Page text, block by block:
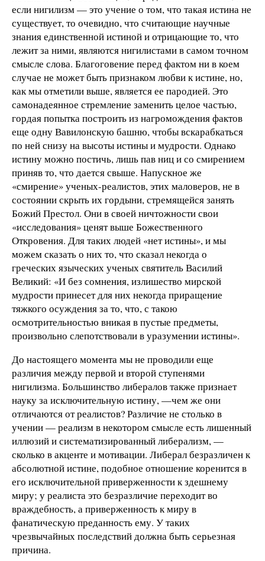
если нигилизм — это учение о том, что такая истина не
существует, то очевидно, что считающие научные
знания единственной истиной и отрицающие то, что
лежит за ними, являются нигилистами в самом точном
смысле слова. Благоговение перед фактом ни в коем
случае не может быть признаком любви к истине, но,
как мы отметили выше, является ее пародией. Это
самонадеянное стремление заменить целое частью,
гордая попытка построить из нагромождения фактов
еще одну Вавилонскую башню, чтобы вскарабкаться
по ней снизу на высоты истины и мудрости. Однако
истину можно постичь, лишь пав ниц и со смирением
приняв то, что дается свыше. Напускное же
«смирение» ученых-реалистов, этих маловеров, не в
состоянии скрыть их гордыни, стремящейся занять
Божий Престол. Они в своей ничтожности свои
«исследования» ценят выше Божественного
Откровения. Для таких людей «нет истины», и мы
можем сказать о них то, что сказал некогда о
греческих языческих ученых святитель Василий
Великий: «И без сомнения, излишество мирской
мудрости принесет для них некогда приращение
тяжкого осуждения за то, что, с такою
осмотрительностью вникая в пустые предметы,
произвольно слепотствовали в уразумении истины».
До настоящего момента мы не проводили еще
различия между первой и второй ступенями
нигилизма. Большинство либералов также признает
науку за исключительную истину, —чем же они
отличаются от реалистов? Различие не столько в
учении — реализм в некотором смысле есть лишенный
иллюзий и систематизированный либерализм, —
сколько в акценте и мотивации. Либерал безразличен к
абсолютной истине, подобное отношение коренится в
его исключительной приверженности к здешнему
миру; у реалиста это безразличие переходит во
враждебность, а приверженность к миру в
фанатическую преданность ему. У таких
чрезвычайных последствий должна быть серьезная
причина.